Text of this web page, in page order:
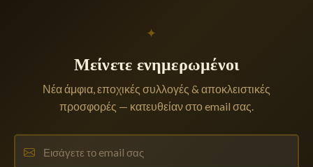
✦
Μείνετε ενημερωμένοι
Νέα άμφια, εποχικές συλλογές & αποκλειστικές
προσφορές — κατευθείαν στο email σας.